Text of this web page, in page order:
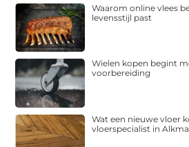
Waarom online vlees
levensstijl past
Wielen kopen begint
voorbereiding
Wat een nieuwe vloer
vloerspecialist in